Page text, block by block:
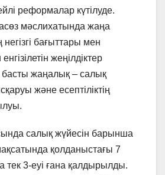
реформалар күтілуде.
мәслихатында жаңа
негізгі бағыттары мен
жеңілдіктер
жаңалық – салық
және есептіліктің
салық жүйесін барынша
қолданыстағы 7
тек 3-еуі ғана қалдырылды.